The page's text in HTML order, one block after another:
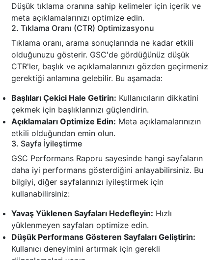
Düşük tıklama oranına sahip kelimeler için içerik ve
meta açıklamalarınızı optimize edin.
2. Tıklama Oranı (CTR) Optimizasyonu
Tıklama oranı, arama sonuçlarında ne kadar etkili
olduğunuzu gösterir. GSC'de gördüğünüz düşük
CTR'ler, başlık ve açıklamalarınızı gözden geçirmeniz
gerektiği anlamına gelebilir. Bu aşamada:
Başlıları Çekici Hale Getirin: Kullanıcıların dikkatini
çekmek için başlıklarınızı güçlendirin.
Açıklamaları Optimize Edin: Meta açıklamalarınızın
etkili olduğundan emin olun.
3. Sayfa İyileştirme
GSC Performans Raporu sayesinde hangi sayfaların
daha iyi performans gösterdiğini anlayabilirsiniz. Bu
bilgiyi, diğer sayfalarınızı iyileştirmek için
kullanabilirsiniz:
Yavaş Yüklenen Sayfaları Hedefleyin: Hızlı
yüklenmeyen sayfaları optimize edin.
Düşük Performans Gösteren Sayfaları Geliştirin:
Kullanıcı deneyimini artırmak için gerekli